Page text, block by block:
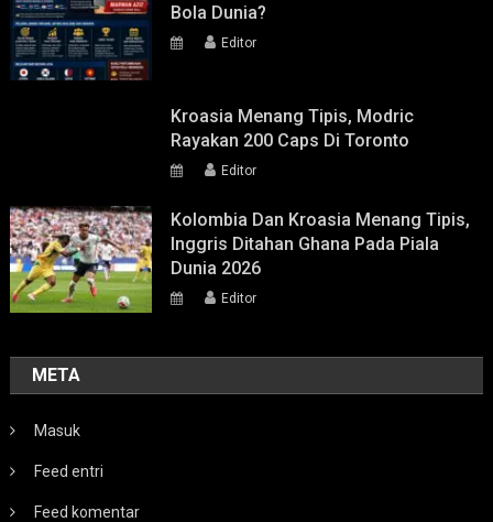
Bola Dunia?
Editor
Kroasia Menang Tipis, Modric
Rayakan 200 Caps Di Toronto
Editor
Kolombia Dan Kroasia Menang Tipis,
Inggris Ditahan Ghana Pada Piala
Dunia 2026
Editor
META
Masuk
Feed entri
Feed komentar